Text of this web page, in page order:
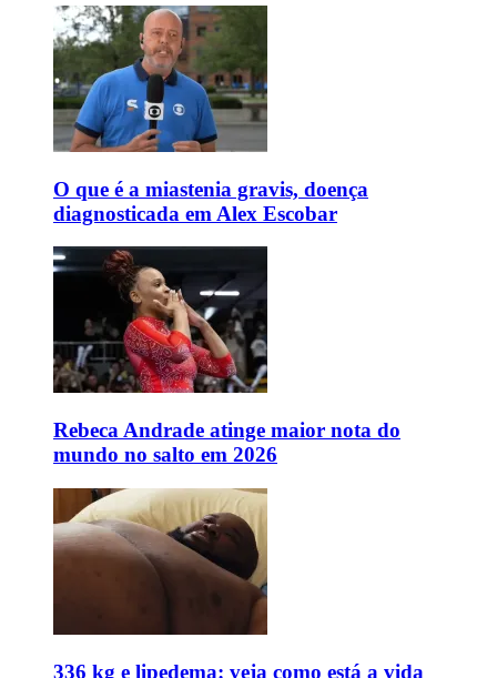
O que é a miastenia gravis, doença
diagnosticada em Alex Escobar
Rebeca Andrade atinge maior nota do
mundo no salto em 2026
336 kg e lipedema: veja como está a vida